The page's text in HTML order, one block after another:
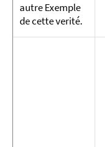
autre Exemple
de cette ve­rité.